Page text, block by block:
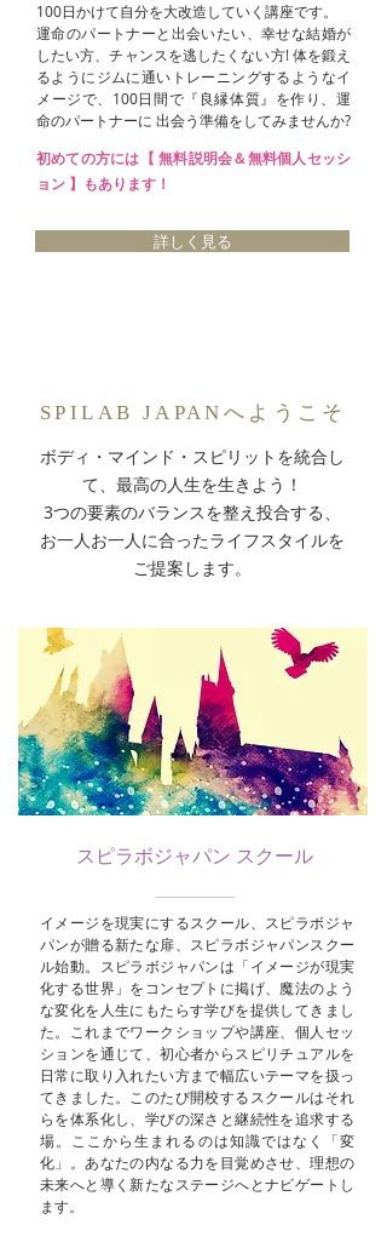
100日かけて自分を大改造していく講座です。
運命のパートナーと出会いたい、幸せな結婚が
したい方、チャンスを逃したくない方! 体を鍛え
るようにジムに通いトレーニングするようなイ
メージで、100日間で『良縁体質』を作り、運
命のパートナーに 出会う準備をしてみませんか?
初めての方には【 無料説明会＆無料個人セッシ
ョン 】もあります！
詳しく見る
SPILAB JAPANへようこそ
ボディ・マインド・スピリットを統合し
て、最高の人生を生きよう！
3つの要素のバランスを整え投合する、
お一人お一人に合ったライフスタイルを
ご提案します。
スピラボジャパン スクール
イメージを現実にするスクール、スピラボジャ
パンが贈る新たな扉、スピラボジャパンスクー
ル始動。スピラボジャパンは「イメージが現実
化する世界」をコンセプトに掲げ、魔法のよう
な変化を人生にもたらす学びを提供してきまし
た。これまでワークショップや講座、個人セッ
ションを通じて、初心者からスピリチュアルを
日常に取り入れたい方まで幅広いテーマを扱っ
てきました。このたび開校するスクールはそれ
らを体系化し、学びの深さと継続性を追求する
場。ここから生まれるのは知識ではなく「変
化」。あなたの内なる力を目覚めさせ、理想の
未来へと導く新たなステージへとナビゲートし
ます。